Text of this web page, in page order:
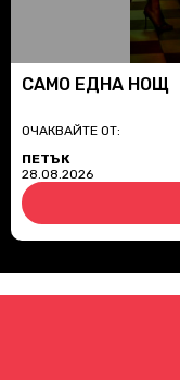
САМО ЕДНА НОЩ
ОЧАКВАЙТЕ ОТ:
ПЕТЪК
28.08.2026